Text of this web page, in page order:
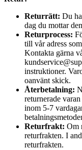
Returrätt: Du
dag du mottar
Returprocess:
till vår adress
Kontakta gärna
instruktioner.
oanvänt skick.
Återbetalning:
returnerade
inom 5-7
Returfrakt: Om
returfrakten. I
returfrakten.